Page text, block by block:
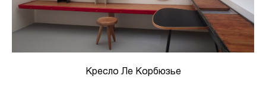
Кресло Ле Корбюзье